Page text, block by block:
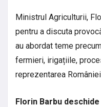
Ministrul Agriculturii,
pentru a discuta
au abordat teme
fermieri, irigațiile,
reprezentarea
Florin Barbu